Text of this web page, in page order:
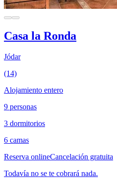
Casa la Ronda
Jódar
(14)
Alojamiento entero
9 personas
3 dormitorios
6 camas
Reserva onlineCancelación gratuita
Todavía no se te cobrará nada.